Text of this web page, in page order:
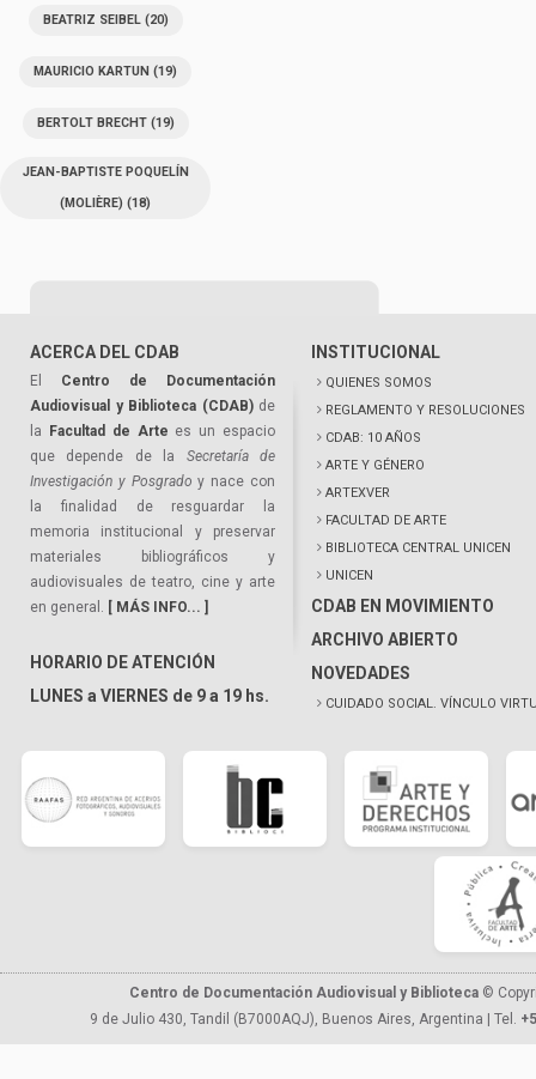
BEATRIZ SEIBEL(20)
MAURICIO KARTUN (19)
BERTOLT BRECHT(19)
JEAN-BAPTISTE POQUELÍN
(MOLIÈRE) (18)
ACERCA DEL CDAB
El Centro de Documentación
Audiovisual y Biblioteca (CDAB)de
la
Facultad de Arte es un espacio
que depende de la Secretaría de
Investigación y Posgrado y nace con
la finalidad de resguardar la
memoria institucional y preservar
materiales bibliográficos y
audiovisuales de teatro, cine y arte
en general. [ MÁS INFO... ]
HORARIO DE ATENCIÓN
LUNES a VIERNES de 9 a 19 hs.
INSTITUCIONAL
QUIENES SOMOS
REGLAMENTO Y RESOLUCIONES
CDAB: 10 AÑOS
ARTE Y GÉNERO
ARTEXVER
FACULTAD DE ARTE
BIBLIOTECA CENTRAL UNICEN
UNICEN
CDAB EN MOVIMIENTO
ARCHIVO ABIERTO
NOVEDADES
CUIDADO SOCIAL. VÍNCULO
Centro de Documentación Audiovisual y Biblioteca ©
9 de Julio 430, Tandil (B7000AQJ), Buenos Aires, Argentina | Tel.